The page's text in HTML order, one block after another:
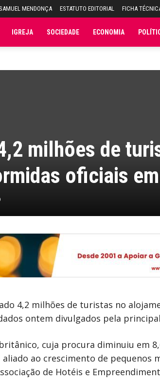
MENDONÇA ESTATUTO EDITORIAL FICHA
IGREJA SOCIEDADE ECONOMIA
milhões de
oficiais
4,2 milhões de turistas no
ontem divulgados pela
cuja procura diminuiu em
aliado ao crescimento de
de Hotéis e